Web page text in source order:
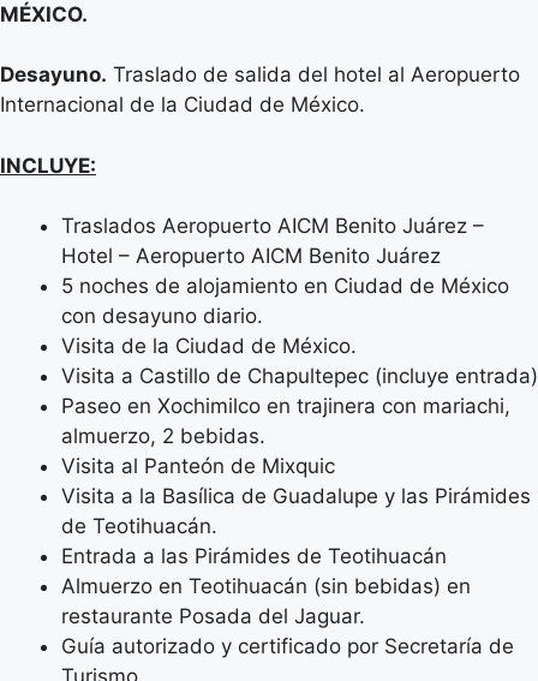
MÉXICO.
Desayuno. Traslado de salida del hotel al Aeropuerto
Internacional de la Ciudad de México.
INCLUYE:
Traslados Aeropuerto AICM Benito Juárez –
Hotel – Aeropuerto AICM Benito Juárez
5 noches de alojamiento en Ciudad de México
con desayuno diario.
Visita de la Ciudad de México.
Visita a Castillo de Chapultepec (incluye entrada)
Paseo en Xochimilco en trajinera con mariachi,
almuerzo, 2 bebidas.
Visita al Panteón de Mixquic
Visita a la Basílica de Guadalupe y las Pirámides
de Teotihuacán.
Entrada a las Pirámides de Teotihuacán
Almuerzo en Teotihuacán (sin bebidas) en
restaurante Posada del Jaguar.
Guía autorizado y certificado por Secretaría de